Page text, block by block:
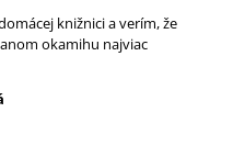
knižnici a verím, že
okamihu najviac